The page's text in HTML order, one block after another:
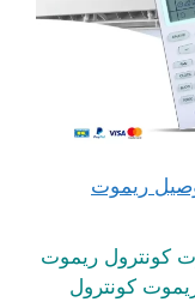
للمنزل 66041166 توصيل ريموت
كونترول ريموت
كونترول